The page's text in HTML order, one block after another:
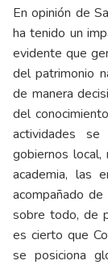
En opinión de
ha tenido un
evidente que
del patrimonio
de manera
del
actividades
gobiernos local,
academia, las
acompañado
sobre todo, de
es cierto que
se posiciona